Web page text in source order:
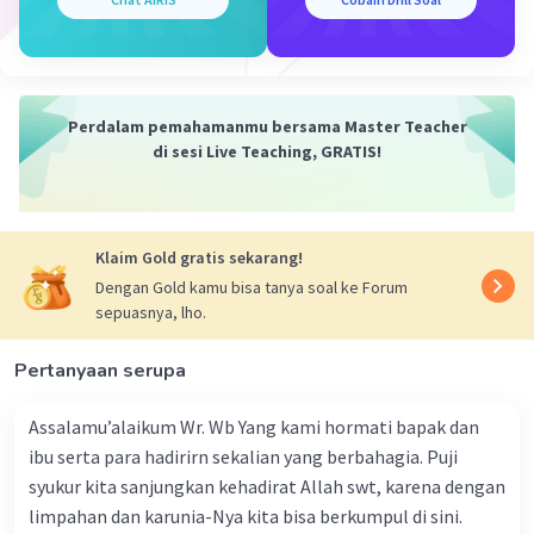
Karakter-karakter dalam hikayat biasanya
menawan. Buatlah karakter-karakter yang
menarik dan relatable bagi pembaca, dengan
4. Gunakan Bahasa yang Kaya dan Deskriptif
Hikayat biasanya menggunakan bahasa yang
kaya dan deskriptif untuk menggambarkan
suasana, lingkungan, dan karakter-karakter.
Gunakan kata-kata yang tepat untuk
menciptakan visualisasi yang kuat dan
5. Masukkan Nilai-Nilai dan Ajaran Moral
Hikayat seringkali mengandung nilai-nilai dan
ajaran moral yang ingin disampaikan kepada
pembaca. Sebarkan nilai-nilai tersebut secara
Perdalam pemahamanmu bersama Master Teacher
di sesi Live Teaching, GRATIS!
Klaim Gold gratis sekarang!
Dengan Gold kamu bisa tanya soal ke Forum
sepuasnya, lho.
Pertanyaan serupa
Assalamu’alaikum Wr. Wb Yang kami hormati bapak dan
ibu serta para hadirirn sekalian yang berbahagia. Puji
syukur kita sanjungkan kehadirat Allah swt, karena dengan
limpahan dan karunia-Nya kita bisa berkumpul di sini.